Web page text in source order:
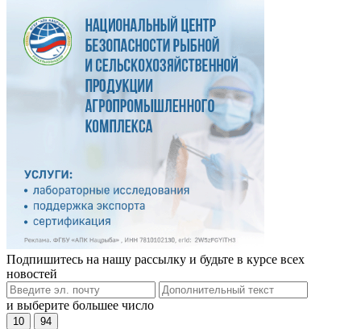
Подпишитесь на нашу рассылку и будьте в курсе всех
новостей
и выберите большее число
10 94